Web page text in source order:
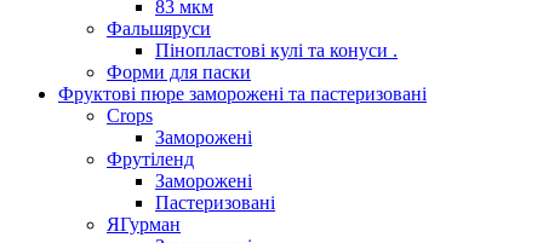
83 мкм
Фальшяруси
Пінопластові кулі та конуси .
Форми для паски
Фруктові пюре заморожені та пастеризовані
Crops
Заморожені
Фрутіленд
Заморожені
Пастеризовані
ЯГурман